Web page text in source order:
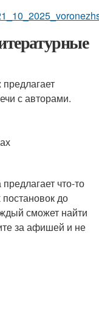
с авторами.
что-то
до
сможет найти
за афишей и не